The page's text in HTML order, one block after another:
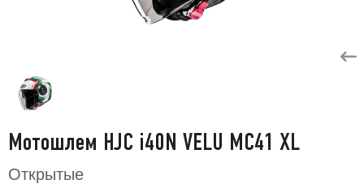
Мотошлем HJC i40N VELU MC41 XL
Открытые